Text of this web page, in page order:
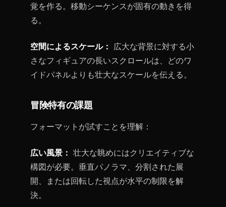
覚を作る。移動シーケンスが固有の動きを得
る。
空間によるスケール： 広大な背景に対する小
さなフィギュアの長いスクロールは、どのワ
イドパネルよりも壮大なスケールを伝える。
冒険特有の課題
フォーマットが試すことを理解：
広い風景： 壮大な眺めにはクリエイティブな
構図が必要。垂直パノラマ、分割された展
開、または回転した視点が水平の制限を解
決。